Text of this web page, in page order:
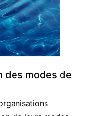
des modes de